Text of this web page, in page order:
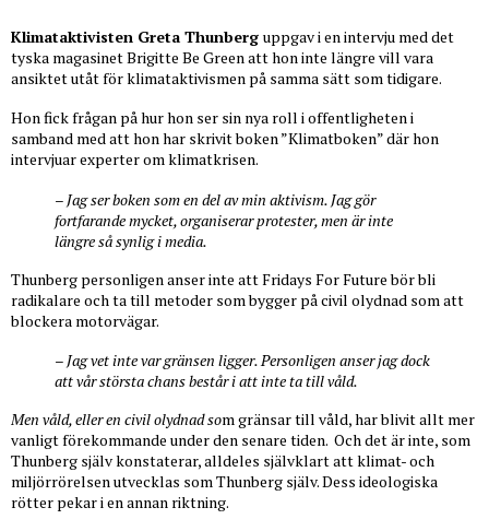
Klimataktivisten Greta Thunberg uppgav i en intervju med det
tyska magasinet Brigitte Be Green att hon inte längre vill vara
ansiktet utåt för klimataktivismen på samma sätt som tidigare.
Hon fick frågan på hur hon ser sin nya roll i offentligheten i
samband med att hon har skrivit boken ”Klimatboken” där hon
intervjuar experter om klimatkrisen.
– Jag ser boken som en del av min aktivism. Jag gör
fortfarande mycket, organiserar protester, men är inte
längre så synlig i media.
Thunberg personligen anser inte att Fridays For Future bör bli
radikalare och ta till metoder som bygger på civil olydnad som att
blockera motorvägar.
– Jag vet inte var gränsen ligger. Personligen anser jag dock
att vår största chans består i att inte ta till våld.
Men våld, eller en civil olydnad som gränsar till våld, har blivit allt mer
vanligt förekommande under den senare tiden. Och det är inte, som
Thunberg själv konstaterar, alldeles självklart att klimat- och
miljörrörelsen utvecklas som Thunberg själv. Dess ideologiska
rötter pekar i en annan riktning.